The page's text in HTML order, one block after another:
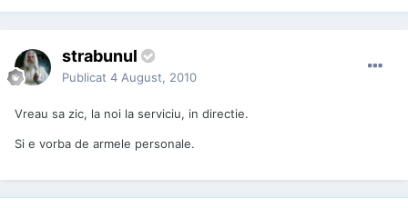
strabunul
Publicat 4 August, 2010
Vreau sa zic, la noi la serviciu, in directie.
Si e vorba de armele personale.